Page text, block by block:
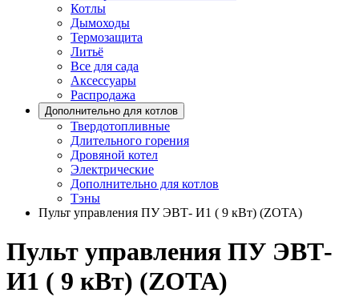
Котлы
Дымоходы
Термозащита
Литьё
Все для сада
Аксессуары
Распродажа
Дополнительно для котлов
Твердотопливные
Длительного горения
Дровяной котел
Электрические
Дополнительно для котлов
Тэны
Пульт управления ПУ ЭВТ- И1 ( 9 кВт) (ZОТА)
Пульт управления ПУ ЭВТ-
И1 ( 9 кВт) (ZОТА)